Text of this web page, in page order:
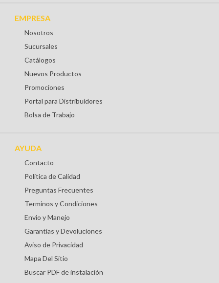
EMPRESA
Nosotros
Sucursales
Catálogos
Nuevos Productos
Promociones
Portal para Distribuidores
Bolsa de Trabajo
AYUDA
Contacto
Política de Calidad
Preguntas Frecuentes
Terminos y Condiciones
Envio y Manejo
Garantías y Devoluciones
Aviso de Privacidad
Mapa Del Sitio
Buscar PDF de instalación